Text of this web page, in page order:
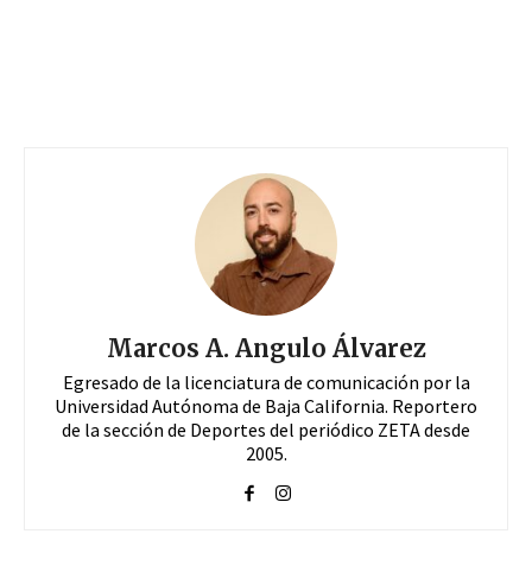
Marcos A. Angulo Álvarez
Egresado de la licenciatura de comunicación por la
Universidad Autónoma de Baja California. Reportero
de la sección de Deportes del periódico ZETA desde
2005.